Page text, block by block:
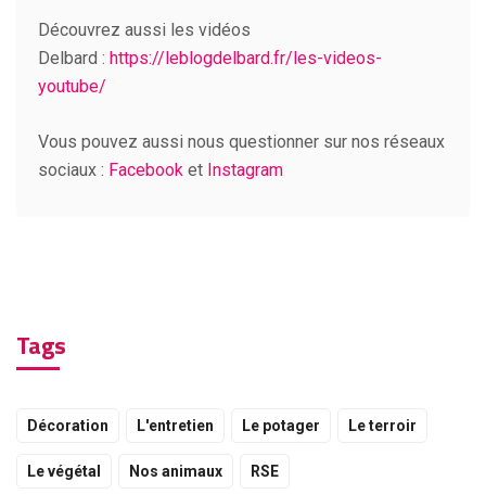
Découvrez aussi les vidéos
Delbard : https://leblogdelbard.fr/les-videos-
youtube/
Vous pouvez aussi nous questionner sur nos réseaux
sociaux : Facebook et Instagram
Tags
Décoration L'entretien Le potager Le terroir
Le végétal Nos animaux RSE